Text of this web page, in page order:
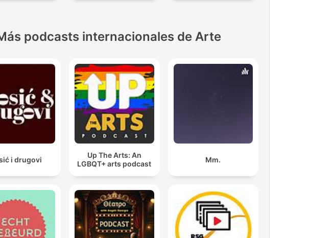
podcasts internacionales de Arte
i drugovi
Up The Arts: An
LGBQT+ arts podcast
Mm.